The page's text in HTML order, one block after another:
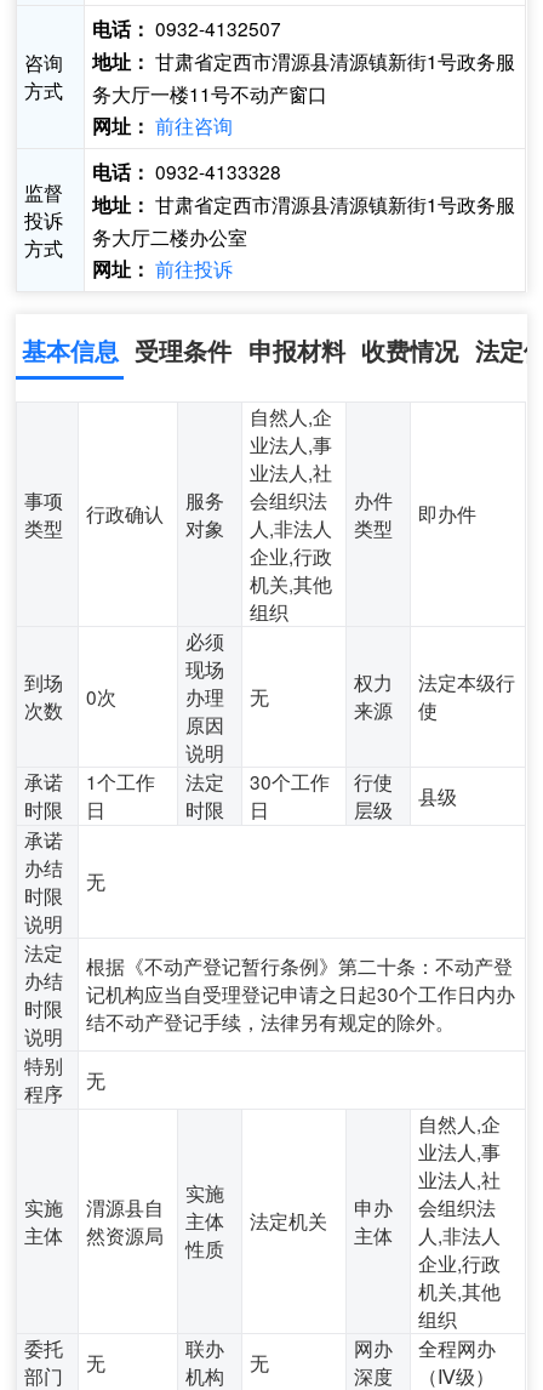
咨询
方式
电话： 0932-4132507
地址： 甘肃省定西市渭源县清源镇新街1号政务服
务大厅一楼11号不动产窗口
网址： 前往咨询
监督
投诉
方式
电话： 0932-4133328
地址： 甘肃省定西市渭源县清源镇新街1号政务服
务大厅二楼办公室
网址： 前往投诉
基本信息 受理条件 申报材料 收费情况 法定
事项
类型
行政确认
服务
对象
自然人,企
业法人,事
业法人,社
会组织法
人,非法人
企业,行政
机关,其他
组织
办件
类型
即办件
到场
次数
0次
必须
现场
办理
原因
说明
无
权力
来源
法定本级行
使
承诺
时限
1个工作
日
法定
时限
30个工作
日
行使
层级
县级
承诺
办结
时限
说明
无
法定
办结
时限
说明
根据《不动产登记暂行条例》第二十条：不动产登
记机构应当自受理登记申请之日起30个工作日内办
结不动产登记手续，法律另有规定的除外。
特别
程序
无
实施
主体
渭源县自
然资源局
实施
主体
性质
法定机关
申办
主体
自然人,企
业法人,事
业法人,社
会组织法
人,非法人
企业,行政
机关,其他
组织
委托
部门
无
联办
机构
无
网办
深度
全程网办
（Ⅳ级）